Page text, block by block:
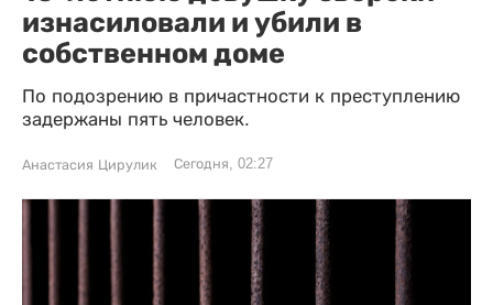
изнасиловали и убили в
собственном доме
По подозрению в причастности к преступлению
задержаны пять человек.
Анастасия Цирулик Сегодня, 02:27